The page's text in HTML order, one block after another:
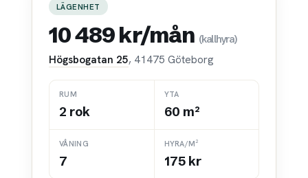
LÄGENHET
10 489 kr/mån (kallhyra)
Högsbogatan 25, 41475 Göteborg
RUM
2 rok
YTA
60 m²
VÅNING
7
HYRA/M²
175 kr